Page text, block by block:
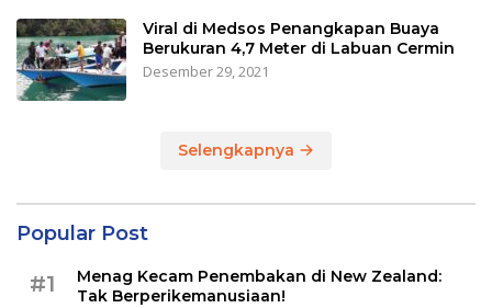
Viral di Medsos Penangkapan Buaya
Berukuran 4,7 Meter di Labuan Cermin
Desember 29, 2021
Selengkapnya
Popular Post
#1
Menag Kecam Penembakan di New Zealand:
Tak Berperikemanusiaan!